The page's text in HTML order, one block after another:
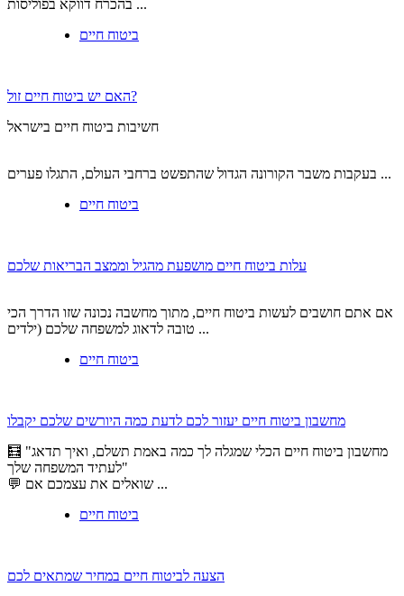
בהכרח דווקא בפוליסות ...
ביטוח חיים
האם יש ביטוח חיים זול?
בעקבות משבר הקורונה הגדול שהתפשט ברחבי העולם, התגלו פערים ...
ביטוח חיים
עלות ביטוח חיים מושפעת מהגיל וממצב הבריאות שלכם
אם אתם חושבים לעשות ביטוח חיים, מתוך מחשבה נכונה שזו הדרך הכי
טובה לדאוג למשפחה שלכם (ילדים ...
ביטוח חיים
מחשבון ביטוח חיים יעזור לכם לדעת כמה היורשים שלכם יקבלו
🧮 "מחשבון ביטוח חיים הכלי שמגלה לך כמה באמת תשלם, ואיך תדאג
לעתיד המשפחה שלך"
💬 שואלים את עצמכם אם ...
ביטוח חיים
הצעה לביטוח חיים במחיר שמתאים לכם